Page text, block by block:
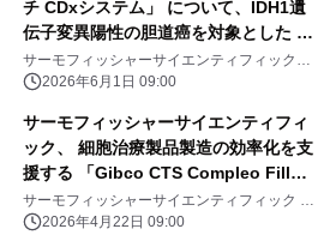
チ CDxシステム」 について、IDH1遺
伝子変異陽性の胆道癌を対象とした コ
ンパニオン診断システムとして保険適
用
サーモフィッシャーサイエンティフィック
ジャパングループ
2026年6月1日 09:00
サーモフィッシャーサイエンティフィ
ック、 細胞治療製品製造の効率化を支
援する 「Gibco CTS Compleo Fill
and Finish System」を発表 閉鎖系
の自動化システムにより、安定した製
サーモフィッシャーサイエンティフィック ジ
ャパングループ
2026年4月22日 09:00